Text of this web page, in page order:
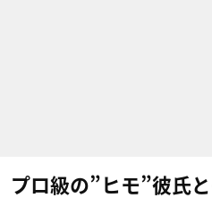
プロ級の”ヒモ”彼氏